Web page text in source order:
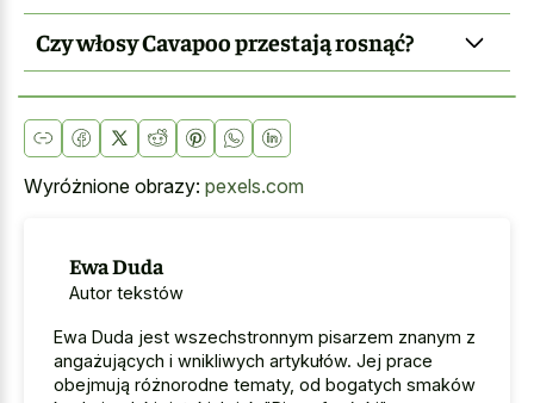
Czy włosy Cavapoo przestają rosnąć?
Wyróżnione obrazy: pexels.com
Ewa Duda
Autor tekstów
Ewa Duda jest wszechstronnym pisarzem znanym z
angażujących i wnikliwych artykułów. Jej prace
obejmują różnorodne tematy, od bogatych smaków